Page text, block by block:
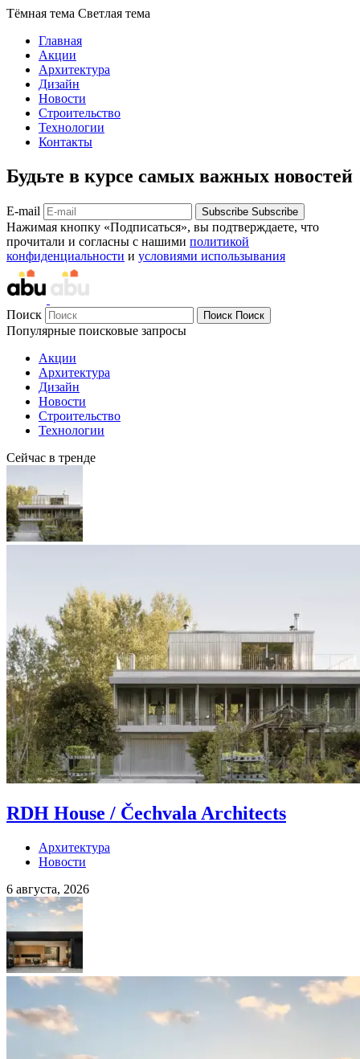
Тёмная тема Светлая тема
Главная
Акции
Архитектура
Дизайн
Новости
Строительство
Технологии
Контакты
Будьте в курсе самых важных новостей
E-mail Subscribe Subscribe
Нажимая кнопку «Подписаться», вы подтверждаете, что
прочитали и согласны с нашими политикой
конфиденциальности и условиями использывания
Поиск Поиск Поиск
Популярные поисковые запросы
Акции
Архитектура
Дизайн
Новости
Строительство
Технологии
Сейчас в тренде
RDH House / Čechvala Architects
Архитектура
Новости
6 августа, 2026